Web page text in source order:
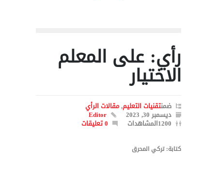
رأي: على المعلم
الاختيار
ضمنتقنيات التعليم,مقالات الرأي
ديسمبر 30, 2023 Editor
1200المشاهدات 0 تعليقات
كتابة: تركي المحرق